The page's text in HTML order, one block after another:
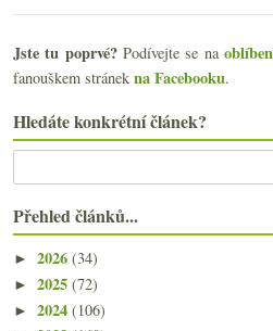
Jste tu poprvé?Podívejte se na
fanouškem stránek na Facebooku.
Hledáte konkrétní článek?
Přehled článků...
► 2026 (34)
► 2025 (72)
► 2024 (106)